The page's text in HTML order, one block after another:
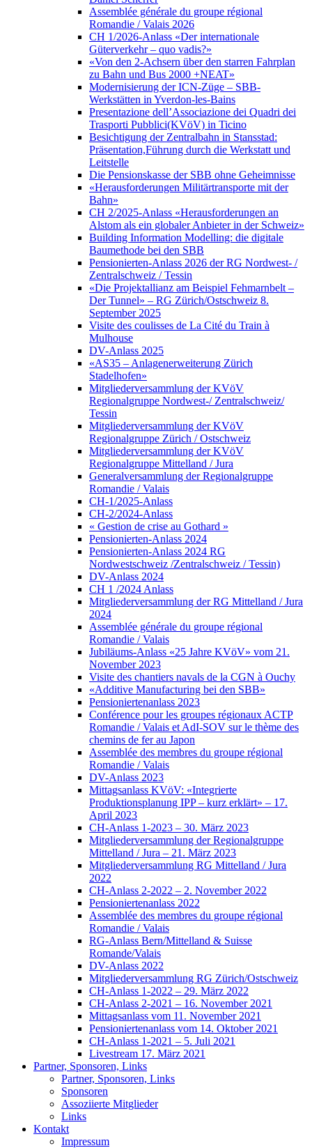
Assemblée générale du groupe régional
Romandie / Valais 2026
CH 1/2026-Anlass «Der internationale
Güterverkehr – quo vadis?»
«Von den 2-Achsern über den starren Fahrplan
zu Bahn und Bus 2000 +NEAT»
Modernisierung der ICN-Züge – SBB-
Werkstätten in Yverdon-les-Bains
Presentazione dell’Associazione dei Quadri dei
Trasporti Pubblici(KVöV) in Ticino
Besichtigung der Zentralbahn in Stansstad:
Präsentation,Führung durch die Werkstatt und
Leitstelle
Die Pensionskasse der SBB ohne Geheimnisse
«Herausforderungen Militärtransporte mit der
Bahn»
CH 2/2025-Anlass «Herausforderungen an
Alstom als ein globaler Anbieter in der Schweiz»
Building Information Modelling: die digitale
Baumethode bei den SBB
Pensionierten-Anlass 2026 der RG Nordwest- /
Zentralschweiz / Tessin
«Die Projektallianz am Beispiel Fehmarnbelt –
Der Tunnel» – RG Zürich/Ostschweiz 8.
September 2025
Visite des coulisses de La Cité du Train à
Mulhouse
DV-Anlass 2025
«AS35 – Anlagenerweiterung Zürich
Stadelhofen»
Mitgliederversammlung der KVöV
Regionalgruppe Nordwest-/ Zentralschweiz/
Tessin
Mitgliederversammlung der KVöV
Regionalgruppe Zürich / Ostschweiz
Mitgliederversammlung der KVöV
Regionalgruppe Mittelland / Jura
Generalversammlung der Regionalgruppe
Romandie / Valais
CH-1/2025-Anlass
CH-2/2024-Anlass
« Gestion de crise au Gothard »
Pensionierten-Anlass 2024
Pensionierten-Anlass 2024 RG
Nordwestschweiz /Zentralschweiz / Tessin)
DV-Anlass 2024
CH 1 /2024 Anlass
Mitgliederversammlung der RG Mittelland / Jura
2024
Assemblée générale du groupe régional
Romandie / Valais
Jubiläums-Anlass «25 Jahre KVöV» vom 21.
November 2023
Visite des chantiers navals de la CGN à Ouchy
«Additive Manufacturing bei den SBB»
Pensioniertenanlass 2023
Conférence pour les groupes régionaux ACTP
Romandie / Valais et AdI-SOV sur le thème des
chemins de fer au Japon
Assemblée des membres du groupe régional
Romandie / Valais
DV-Anlass 2023
Mittagsanlass KVöV: «Integrierte
Produktionsplanung IPP – kurz erklärt» – 17.
April 2023
CH-Anlass 1-2023 – 30. März 2023
Mitgliederversammlung der Regionalgruppe
Mittelland / Jura – 21. März 2023
Mitgliederversammlung RG Mittelland / Jura
2022
CH-Anlass 2-2022 – 2. November 2022
Pensioniertenanlass 2022
Assemblée des membres du groupe régional
Romandie / Valais
RG-Anlass Bern/Mittelland & Suisse
Romande/Valais
DV-Anlass 2022
Mitgliederversammlung RG Zürich/Ostschweiz
CH-Anlass 1-2022 – 29. März 2022
CH-Anlass 2-2021 – 16. November 2021
Mittagsanlass vom 11. November 2021
Pensioniertenanlass vom 14. Oktober 2021
CH-Anlass 1-2021 – 5. Juli 2021
Livestream 17. März 2021
Partner, Sponsoren, Links
Partner, Sponsoren, Links
Sponsoren
Assoziierte Mitglieder
Links
Kontakt
Impressum